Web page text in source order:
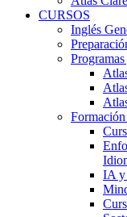
CURSOS
Inglés
IA y